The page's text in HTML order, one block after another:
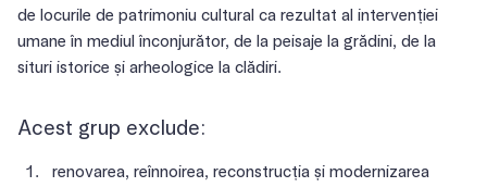
de locurile de patrimoniu cultural ca rezultat al intervenției
umane în mediul înconjurător, de la peisaje la grădini, de la
situri istorice și arheologice la clădiri.
Acest grup exclude:
renovarea, reînnoirea, reconstrucția și modernizarea